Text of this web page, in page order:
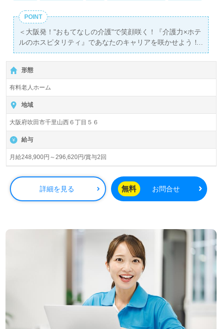
POINT
＜大阪発！"おもてなしの介護"で笑顔咲く！『介護力×ホテ
ルのホスピタリティ』であなたのキャリアを咲かせよう！
＞
◎介護職/正社員募集◎【月給248,900円～296,620円/賞与
2回】＊初任者研修以上有資格者向け求人＊『南千里駅』
徒歩11分。
入所定員70名（70室/全室個室）『有料老人ホーム オリー
ブ・南千里』株式会社スーパー・コート（本社：大阪府大
阪市）様の運営です。従業員人数1,935名以上。大阪府、
兵庫県、京都府、奈良県を中心に52施設の有料老人ホー
ンションの企画/設計/施工事業を展開されています。会社
全体の取り組みのひとつ＜サンクスカード制度＞が人気。
一緒に働く仲間へ、日頃の感謝の気持ちを言葉にして伝え
ることを大切にされている企業様です。
事業所様！◎
看護助手や介護職経験のある方をお迎えします。グループ
企業/スーパーホテル様で誕生した『こころからのおもてな
し』を大切に運営。24時間看護職員様在籍、医薬協業によ
る服薬管理、専門医による安心の医療体制を整備されてい
る事業所様です。明るい職場環境、資格手当/食事補助も嬉
しいポイント！『ご利用者様のお役に立ちたい、おもてな
しの介護で寄り添いたい』『働きながら接遇スキルも習得
したい』『ケアマイスター制度で介護職のプロフェッショ
ナルを目指したい』『転職で施設形態や環境を変えて仕事
形態
有料老人ホーム
地域
大阪府吹田市千里山西６丁目５６
給与
月給248,900円～296,620円/賞与2回
詳細を見る 無料 お問合せ